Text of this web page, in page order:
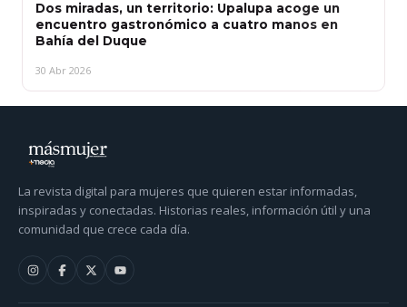
Dos miradas, un territorio: Upalupa acoge un
encuentro gastronómico a cuatro manos en
Bahía del Duque
30 Abr 2026
La revista digital para mujeres que quieren estar informadas,
inspiradas y conectadas. Historias reales, información útil y una
comunidad que crece cada día.